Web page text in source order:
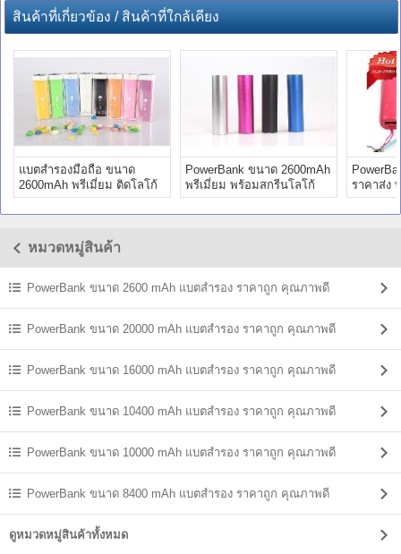
สินค้าที่เกี่ยวข้อง / สินค้าที่ใกล้เคียง
แบตสำรองมือถือ ขนาด
2600mAh พรีเมี่ยม ติดโลโก้
สั่งทำ
PowerBank ขนาด 2600mAh
พรีเมี่ยม พร้อมสกรีนโลโก้
ราคาส่ง
ราคาถูก
หมวดหมู่สินค้า
PowerBank ขนาด 2600 mAh แบตสํารอง ราคาถูก คุณภาพดี
PowerBank ขนาด 20000 mAh แบตสํารอง ราคาถูก คุณภาพดี
PowerBank ขนาด 16000 mAh แบตสํารอง ราคาถูก คุณภาพดี
PowerBank ขนาด 10400 mAh แบตสํารอง ราคาถูก คุณภาพดี
PowerBank ขนาด 10000 mAh แบตสํารอง ราคาถูก คุณภาพดี
PowerBank ขนาด 8400 mAh แบตสํารอง ราคาถูก คุณภาพดี
ดูหมวดหมู่สินค้าทั้งหมด